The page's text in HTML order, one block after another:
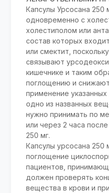
Капсулы Урсосана 250
одновременно с
холестиполом или
состав которых
или смектит,
связывают
кишечнике и таким
поглощению и
применение
одно из названных
нужно принимать по
или через 2 часа
250 мг.
Капсулы урсосана 250
поглощение
пациентов,
должен проверять
вещества в крови и